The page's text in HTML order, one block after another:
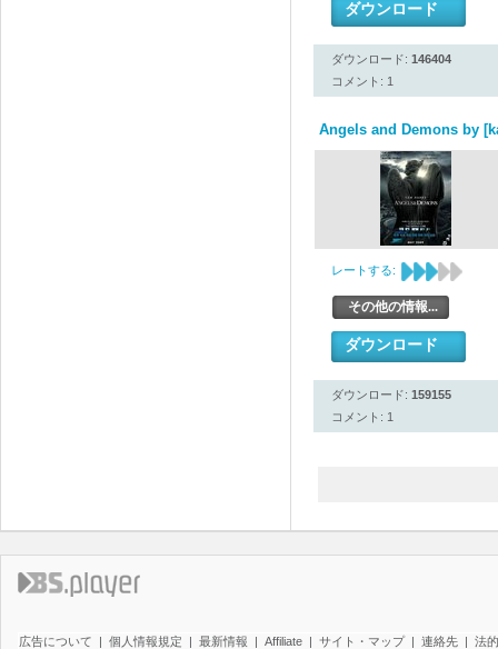
ダウンロード
ダウンロード: 146404
コメント: 1
Angels and Demons by
レートする:
その他の情報...
ダウンロード
ダウンロード: 159155
コメント: 1
広告について | 個人情報規定 | 最新情報 | Affiliate | サイト・マップ | 連絡先 | 法